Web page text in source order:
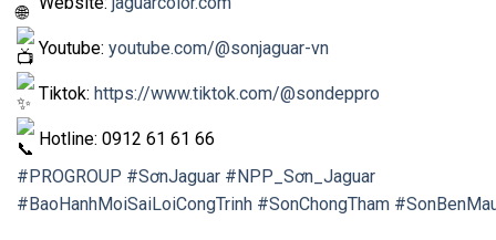
Youtube: youtube.com/@sonjaguar-vn
Tiktok: https://www.tiktok.com/@sondeppro
Hotline: 0912 61 61 66
#PROGROUP #SơnJaguar #NPP_Sơn_Jaguar
#BaoHanhMoiSaiLoiCongTrinh #SonChongTham